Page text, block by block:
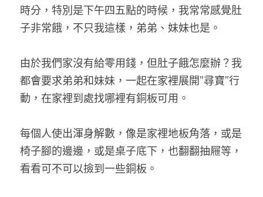
時分，特別是下午四五點的時候，我常常感覺肚
子非常餓，不只我這樣，弟弟、妹妹也是。
由於我們家沒有給零用錢，但肚子餓怎麼辦？我
都會要求弟弟和妹妹，一起在家裡展開”尋寶”行
動，在家裡到處找哪裡有銅板可用。
每個人使出渾身解數，像是家裡地板角落，或是
椅子腳的邊邊，或是桌子底下，也翻翻抽屜等，
看看可不可以撿到一些銅板。